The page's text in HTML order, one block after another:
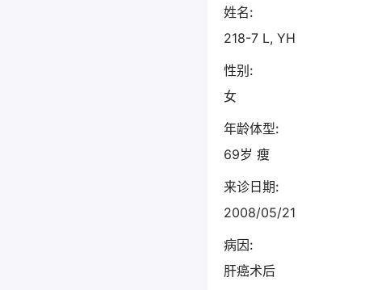
姓名:
218-7 L, YH
性别:
女
年龄体型:
69岁 瘦
来诊日期:
2008/05/21
病因:
肝癌术后